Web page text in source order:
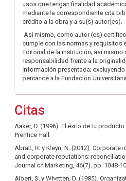
usos que tengan finalidad
mediante la correspondiente cita
crédito a la obra y a su(s) autor(es).
Asi mismo, como autor (es)
cumple con las normas y requisitos
Editorial de la institución; así mismo
responsabilidad frente a la
información presentada;
percance a la Fundación
Citas
Aaker, D. (1996). El éxito de tu
Prentice Hall.
Abratt, R. y Kleyn, N. (2012). Corporate
and corporate reputations:
Journal of Marketing, 46(7), pp. 1048-
Albert, S. y Whetten, D. (1985).